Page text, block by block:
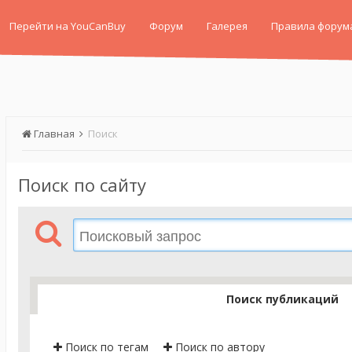
Перейти на YouCanBuy Форум Галерея Правила
Главная Поиск
Поиск по сайту
Поиск публикаций
Поиск по тегам Поиск по автору